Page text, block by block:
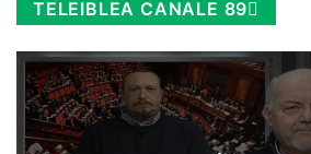
TELEIBLEA CANALE 89